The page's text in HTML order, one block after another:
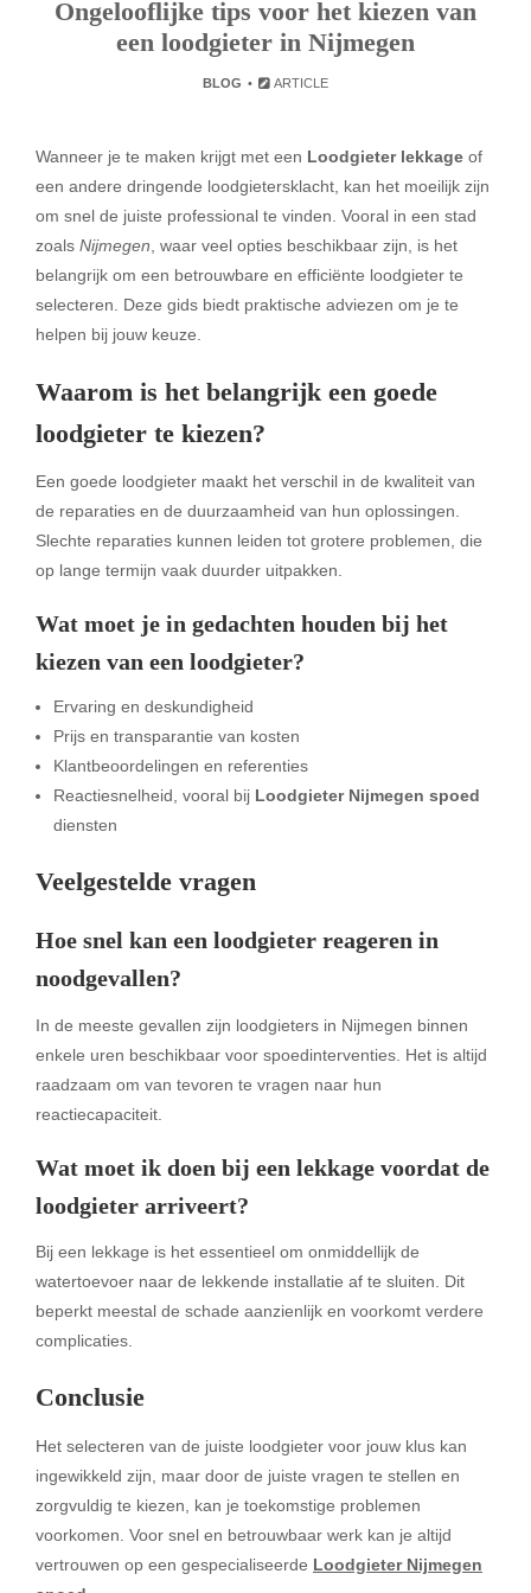
Ongelooflijke tips voor het kiezen van
een loodgieter in Nijmegen
BLOG ARTICLE
Wanneer je te maken krijgt met een Loodgieter lekkage of
een andere dringende loodgietersklacht, kan het moeilijk zijn
om snel de juiste professional te vinden. Vooral in een stad
zoals Nijmegen , waar veel opties beschikbaar zijn, is het
belangrijk om een betrouwbare en efficiënte loodgieter te
selecteren. Deze gids biedt praktische adviezen om je te
helpen bij jouw keuze.
Waarom is het belangrijk een goede
loodgieter te kiezen?
Een goede loodgieter maakt het verschil in de kwaliteit van
de reparaties en de duurzaamheid van hun oplossingen.
Slechte reparaties kunnen leiden tot grotere problemen, die
op lange termijn vaak duurder uitpakken.
Wat moet je in gedachten houden bij het
kiezen van een loodgieter?
Ervaring en deskundigheid
Prijs en transparantie van kosten
Klantbeoordelingen en referenties
Reactiesnelheid, vooral bij Loodgieter Nijmegen spoed
diensten
Veelgestelde vragen
Hoe snel kan een loodgieter reageren in
noodgevallen?
In de meeste gevallen zijn loodgieters in Nijmegen binnen
enkele uren beschikbaar voor spoedinterventies. Het is altijd
raadzaam om van tevoren te vragen naar hun
reactiecapaciteit.
Wat moet ik doen bij een lekkage voordat de
loodgieter arriveert?
Bij een lekkage is het essentieel om onmiddellijk de
watertoevoer naar de lekkende installatie af te sluiten. Dit
beperkt meestal de schade aanzienlijk en voorkomt verdere
complicaties.
Conclusie
Het selecteren van de juiste loodgieter voor jouw klus kan
ingewikkeld zijn, maar door de juiste vragen te stellen en
zorgvuldig te kiezen, kan je toekomstige problemen
voorkomen. Voor snel en betrouwbaar werk kan je altijd
vertrouwen op een gespecialiseerde Loodgieter Nijmegen